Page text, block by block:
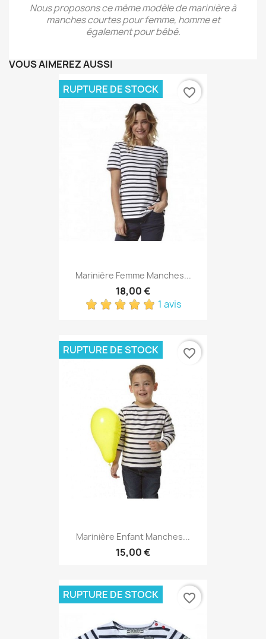
Nous proposons ce même modèle de marinière à
manches courtes pour femme, homme et
également pour bébé.
VOUS AIMEREZ AUSSI
Marinière Femme Manches...
18,00 €
1 avis
RUPTURE DE STOCK favorite_border
Marinière Enfant Manches...
15,00 €
RUPTURE DE STOCK favorite_border
RUPTURE DE STOCK favorite_border